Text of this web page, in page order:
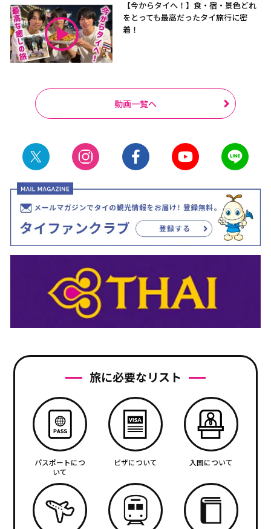
【今からタイへ！】食・宿・景色どれ
をとっても最高だったタイ旅行に密
着！
動画一覧へ
旅に必要なリスト
パスポートにつ
いて
ビザについて 入国について